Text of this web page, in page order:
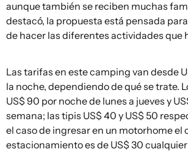
aunque también se reciben muchas
destacó, la propuesta está pensada
de hacer las diferentes actividades que
Las tarifas en este camping van desde
la noche, dependiendo de qué se trate.
US$ 90 por noche de lunes a jueves y
semana; las tipis US$ 40 y US$ 50
el caso de ingresar en un motorhome el
estacionamiento es de US$ 30